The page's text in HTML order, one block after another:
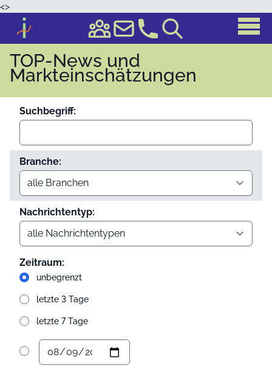
<>
TOP-News und
Markteinschätzungen
Suchbegriff:
Branche:
Nachrichtentyp:
Zeitraum:
unbegrenzt
letzte 3 Tage
letzte 7 Tage